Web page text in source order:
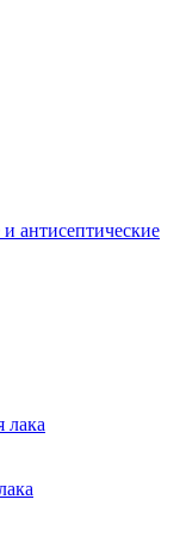
антисептические
лака